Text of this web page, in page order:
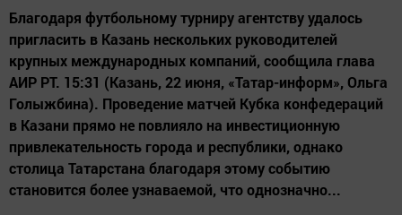
Благодаря футбольному турниру агентству удалось
пригласить в Казань нескольких руководителей
крупных международных компаний, сообщила глава
АИР РТ. 15:31 (Казань, 22 июня, «Татар-информ», Ольга
Голыжбина). Проведение матчей Кубка конфедераций
в Казани прямо не повлияло на инвестиционную
привлекательность города и республики, однако
столица Татарстана благодаря этому событию
становится более узнаваемой, что однозначно...